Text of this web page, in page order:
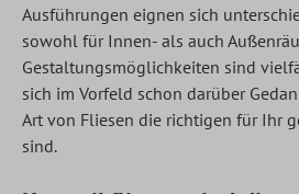
Ausführungen eignen sich
sowohl für Innen- als auch
Gestaltungsmöglichkeiten sind
sich im Vorfeld schon darüber
Art von Fliesen die richtigen für Ihr
sind.